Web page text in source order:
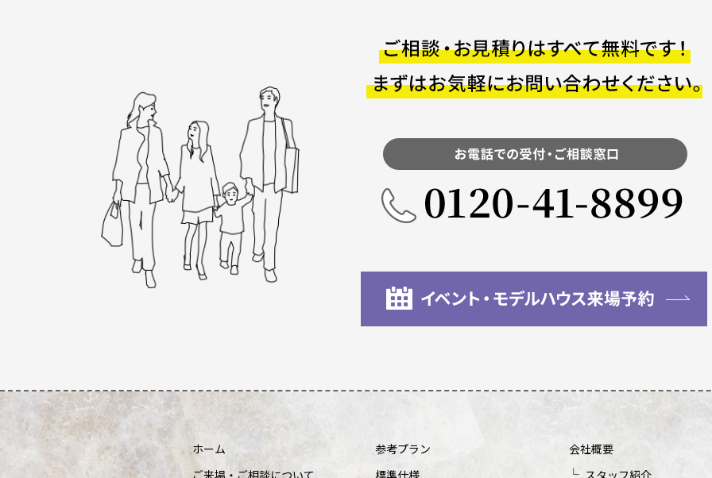
ホーム
ご来場・ご相談について
参考プラン
標準仕様
会社概要
スタッフ紹介